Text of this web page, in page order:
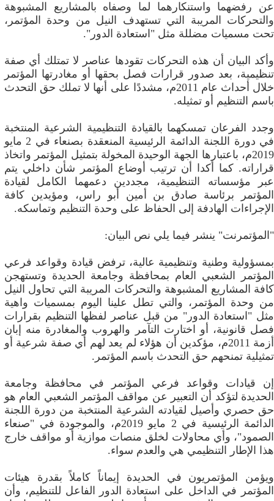
عن رفضهما واستنكارهما لما وصفاه بالمشاريع المشبوهة
والتحركات المريبة التي تستهدف النيل من وحدة المؤتمر،
تحت مسميات مضللة مثل "استعادة الدور".
وأكد البيان أن هذه التحركات تقودها عناصر لا تمتلك أي صفة
تنظيمية، بعد صدور قرارات فصل بحقها أو مغادرتها المؤتمر
خلال أحداث عام 2011م، مشددًا على أنها لا تملك حق التحدث
باسم التنظيم أو تمثيله.
وجدد الفرعان تمسكهما بالقيادة التنظيمية الشرعية المنتخبة
في دورة اللجنة الدائمة الرئيسية المنعقدة بصنعاء في 2 مايو
2019م، باعتبارها الجهة الوحيدة المخولة بتمثيل المؤتمر واتخاذ
قراراته. كما أكدا أن ترتيب أوضاع المؤتمر شأن داخلي يتم
عبر مؤسساته التنظيمية، مجددين دعمهما الكامل لقيادة
المؤتمر برئاسة صادق بن أمين أبو راس، ومؤيدين كافة
الإجراءات الهادفة إلى الحفاظ على وحدة التنظيم وتماسكه.
"المؤتمرنت" ينشر فيما يلي نص البيان:
بمسؤولية وطنية وتنظيمية عالية، ترفض قيادة وقواعد فرعي
المؤتمر الشعبي العام بمحافظة وجامعة الحديدة وتستهجن
كافة المشاريع المشبوهة والتحركات المريبة التي تحاول النيل
من وحدة المؤتمر، والتي تطل علينا اليوم بمسميات واهية
مثل "استعادة الدور" من قبل عناصر لفظها التنظيم بقرارات
فصل قانونية، أو اختارت التآمر والهروب والمغادرة منه إبان
أزمة 2011م، مؤكدين أن هؤلاء لم يعد لهم أي صفة شرعية أو
تمثيلية تمنحهم حق التحدث باسم المؤتمر.
إن قيادات وقواعد فرعي المؤتمر في محافظة وجامعة
الحديدة لتؤكد أن التعبير عن مواقف المؤتمر الشعبي العام هو
حق حصري وأصيل لقيادته الشرعية المنتخبة من دورة اللجنة
الدائمة الرئيسية في 2 مايو 2019م، والموجودة في "صنعاء
الصمود"، وأي محاولات لخلق منصات موازية أو مواقف خارج
هذا الإطار التنظيمي هي والعدم سواء.
ويؤمن المؤتمريون في الحديدة إيماناً كاملاً بقدرة هيئات
المؤتمر في الداخل على استعادة الدور الفاعل للتنظيم، وأن